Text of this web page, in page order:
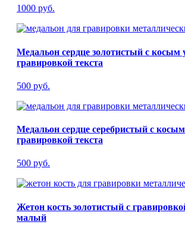
1000 руб.
Медальон сердце золотистый с косым
гравировкой текста
500 руб.
Медальон сердце серебристый с
гравировкой текста
500 руб.
Жетон кость золотистый с
малый